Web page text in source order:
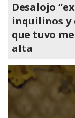
Desalojo
inquilinos y
que tuvo
alta